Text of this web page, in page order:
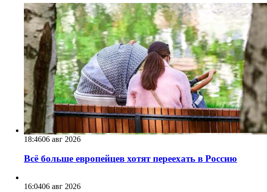
18:4606 авг 2026
Всё больше европейцев хотят переехать в Россию
16:0406 авг 2026